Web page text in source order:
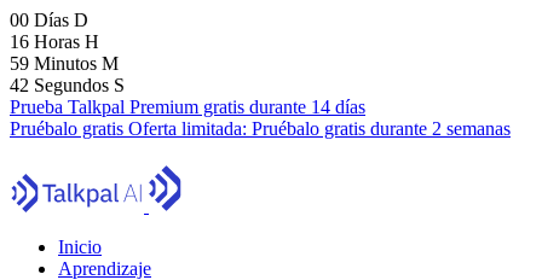
00 Días D
16 Horas H
59 Minutos M
41 Segundos S
Prueba Talkpal Premium gratis durante 14 días
Pruébalo gratis Oferta limitada: Pruébalo gratis durante 2 semanas
Inicio
Aprendizaje